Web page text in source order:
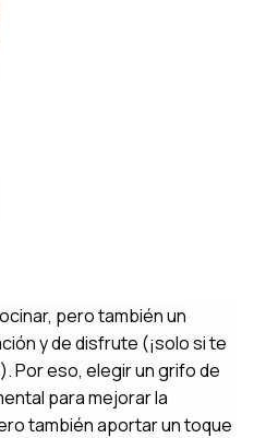
pero también un
y de disfrute (¡solo si te
Por eso, elegir un grifo de
para mejorar la
también aportar un toque